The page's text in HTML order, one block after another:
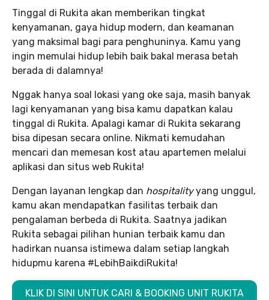
Tinggal di Rukita akan memberikan tingkat
kenyamanan, gaya hidup modern, dan keamanan
yang maksimal bagi para penghuninya. Kamu yang
ingin memulai hidup lebih baik bakal merasa betah
berada di dalamnya!
Nggak hanya soal lokasi yang oke saja, masih banyak
lagi kenyamanan yang bisa kamu dapatkan kalau
tinggal di Rukita. Apalagi kamar di Rukita sekarang
bisa dipesan secara online. Nikmati kemudahan
mencari dan memesan kost atau apartemen melalui
aplikasi dan situs web Rukita!
Dengan layanan lengkap dan hospitalityyang unggul,
kamu akan mendapatkan fasilitas terbaik dan
pengalaman berbeda di Rukita. Saatnya jadikan
Rukita sebagai pilihan hunian terbaik kamu dan
hadirkan nuansa istimewa dalam setiap langkah
hidupmu karena #LebihBaikdiRukita!
KLIK DI SINI UNTUK CARI & BOOKING UNIT RUKITA